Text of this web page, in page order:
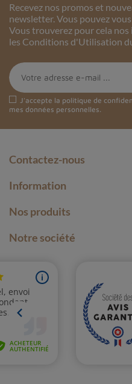
Recevez nos promos et
newsletter. Vous pouvez
Vous trouverez pour cela
les Conditions d'Utilisation
J'accepte la politique de
mes données personnelles.
Contactez-nous
Information
Nos produits
Notre société